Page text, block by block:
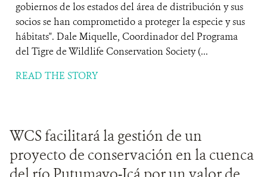
gobiernos de los estados del área de distribución y sus
socios se han comprometido a proteger la especie y sus
hábitats". Dale Miquelle, Coordinador del Programa
del Tigre de Wildlife Conservation Society (...
READ THE STORY
WCS facilitará la gestión de un
proyecto de conservación en la cuenca